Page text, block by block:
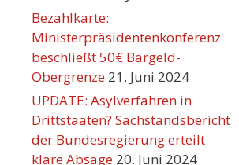
Bezahlkarte:
Ministerpräsidentenkonferenz
beschließt 50€ Bargeld-
Obergrenze 21. Juni 2024
UPDATE: Asylverfahren in
Drittstaaten? Sachstandsbericht
der Bundesregierung erteilt
klare Absage 20. Juni 2024